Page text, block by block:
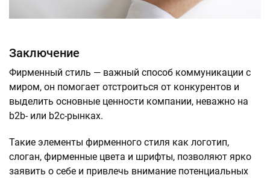
Заключение
Фирменный стиль — важный способ коммуникации с
миром, он помогает отстроиться от конкурентов и
выделить основные ценности компании, неважно на
b2b- или b2c-рынках.
Такие элементы фирменного стиля как логотип,
слоган, фирменные цвета и шрифты, позволяют ярко
заявить о себе и привлечь внимание потенциальных